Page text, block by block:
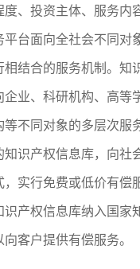
度、投资主体、服务内
平台面向全社会不同对
相结合的服务机制。知
企业、科研机构、高等
等不同对象的多层次服
知识产权信息库，向社
，实行免费或低价有偿
识产权信息库纳入国家
客户提供有偿服务。